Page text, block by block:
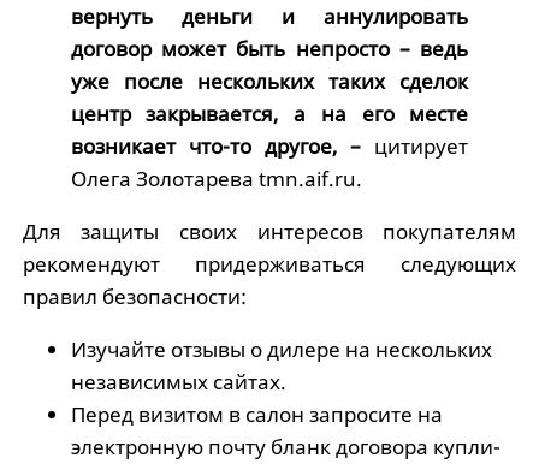
вернуть деньги и аннулировать
договор может быть непросто – ведь
уже после нескольких таких сделок
центр закрывается, а на его месте
возникает что-то другое, – цитирует
Олега Золотарева tmn.aif.ru.
Для защиты своих интересов покупателям
рекомендуют придерживаться следующих
правил безопасности:
Изучайте отзывы о дилере на нескольких
независимых сайтах.
Перед визитом в салон запросите на
электронную почту бланк договора купли-